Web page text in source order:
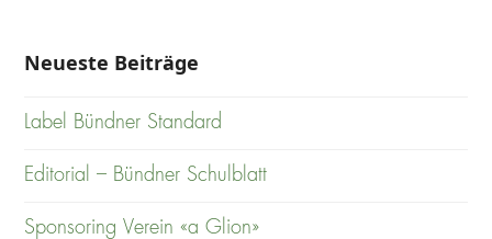
Neueste Beiträge
Label Bündner Standard
Editorial – Bündner Schulblatt
Sponsoring Verein «a Glion»